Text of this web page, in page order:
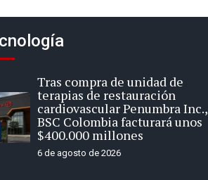
Tras compra de unidad de
terapias de restauración
cardiovascular Penumbra Inc.,
BSC Colombia facturará unos
$400.000 millones
6 de agosto de 2026